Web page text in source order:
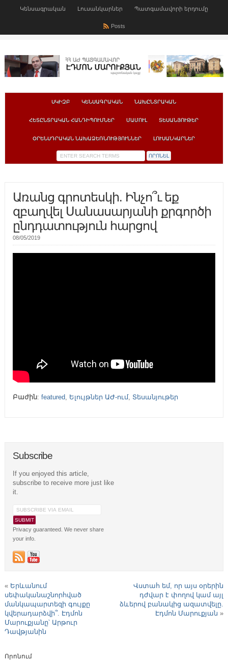
Կենսագրական Լուսանկարներ Պատգամավորի երդումը
Posts
ՍԿԻԶԲ ԿԵՆՍԱԳՐԱԿԱՆ ՆԱԽԸՆՏՐԱԿԱՆ
ՀԵՏԸՆՏՐԱԿԱՆ ՀԱՆԴԻՊՈՒՄՆԵՐ ՄԱՄՈՒԼ ՏԵՍԱՆՅՈՒԹԵՐ
ՕՐԵՆՍԴՐԱԿԱՆ ՆԱԽԱՁԵՌՆՈՒԹՅՈՒՆՆԵՐ ԼՈՒՍԱՆԿԱՐՆԵՐ
Առանց գրոտեսկի. Ինչո՞ւ եք
զբաղվել Սանասարյանի քրգործի
ընդդատություն հարցով
08/05/2019
Բաժին: featured, Ելույթներ ԱԺ-ում, Տեսանյութեր
Subscribe
If you enjoyed this article,
subscribe to receive more just like
it.
Privacy guaranteed. We never share
your info.
« Երևանում
սեփականաշնորհված
մանկապարտեզի գույքը
կվերադարձվի՞. Էդմոն
Մարուքյանը՝ Արթուր
Դավթյանին
Վստահ եմ, որ այս օրերին
դժվար է փողով կամ այլ
ձևերով բանակից ազատվելը.
Էդմոն Մարուքյան »
Որոնում